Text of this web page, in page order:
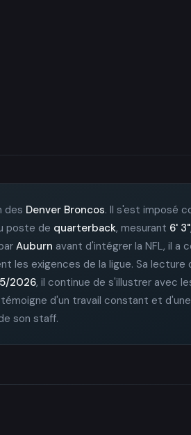
des Denver Broncos. Il s'est imposé
poste de quarterback, mesurant 6' 3"
Auburn avant d'intégrer la NFL, il a
les exigences de la ligue. Sa
2026, il continue de s'illustrer avec
d'un travail constant et
son staff.